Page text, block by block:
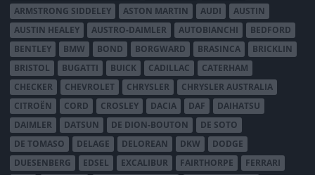
ARMSTRONG SIDDELEY
ASTON MARTIN AUDI
AUSTIN
AUSTIN HEALEY
AUSTRO-DAIMLER AUTOBIANCHI
BEDFORD
BENTLEY
BMW BOND BORGWARD BRASINCA
BRICKLIN
BRISTOL
BUGATTI BUICK CADILLAC
CATERHAM
CHECKER
CHEVROLET CHRYSLER
CHRYSLER AUSTRALIA
CITROËN
CORD CROSLEY DACIA DAF
DAIHATSU
DAIMLER
DATSUN DE DION-BOUTON
DE SOTO
DE TOMASO
DELAGE DELOREAN DKW
DODGE
DUESENBERG
EDSEL EXCALIBUR FAIRTHORPE
FERRARI